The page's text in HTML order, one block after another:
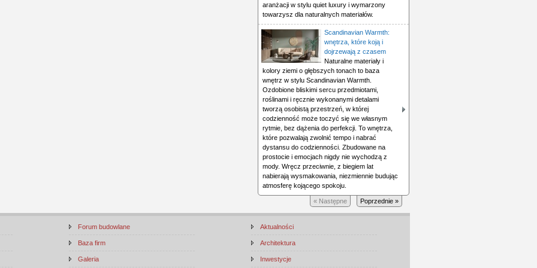
aranżacji w stylu quiet luxury i wymarzony
towarzysz dla naturalnych materiałów.
Scandinavian Warmth:
wnętrza, które koją i
dojrzewają z czasem
Naturalne materiały i
kolory ziemi o głębszych tonach to baza
wnętrz w stylu Scandinavian Warmth.
Ozdobione bliskimi sercu przedmiotami,
roślinami i ręcznie wykonanymi detalami
tworzą osobistą przestrzeń, w której
codzienność może toczyć się we własnym
rytmie, bez dążenia do perfekcji. To wnętrza,
które pozwalają zwolnić tempo i nabrać
dystansu do codzienności. Zbudowane na
prostocie i emocjach nigdy nie wychodzą z
mody. Wręcz przeciwnie, z biegiem lat
nabierają wysmakowania, niezmiennie budując
atmosferę kojącego spokoju.
Poprzednie »
« Następne
Forum budowlane
Baza firm
Galeria
Aktualności
Architektura
Inwestycje